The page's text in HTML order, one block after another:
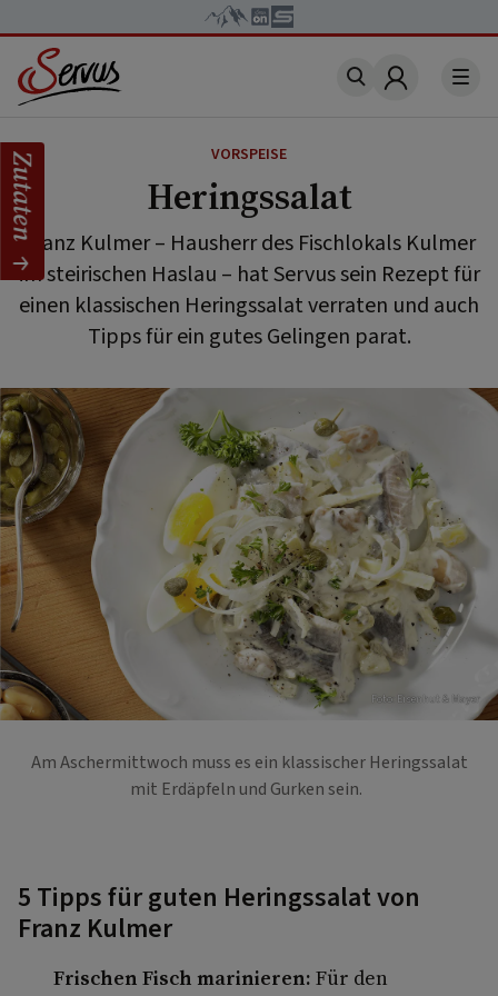
Account
VORSPEISE
Heringssalat
Franz Kulmer – Hausherr des Fischlokals Kulmer
im steirischen Haslau – hat Servus sein Rezept für
einen klassischen Heringssalat verraten und auch
Tipps für ein gutes Gelingen parat.
Foto: Eisenhut & Mayer
Am Aschermittwoch muss es ein klassischer Heringssalat
mit Erdäpfeln und Gurken sein.
5 Tipps für guten Heringssalat von
Franz Kulmer
Frischen Fisch marinieren: Für den
Zutaten